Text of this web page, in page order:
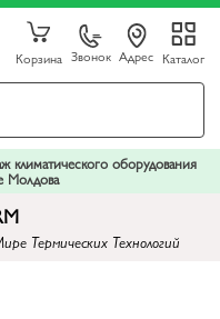
Корзина Звонок Адрес Каталог
климатического оборудования
Молдова
Термических Технологий